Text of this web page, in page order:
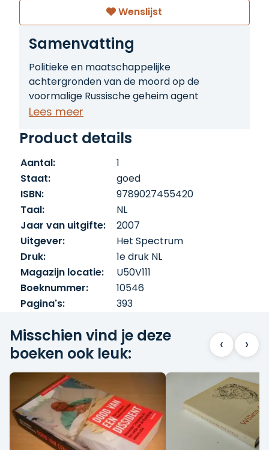
Wenslijst
Samenvatting
Politieke en maatschappelijke
achtergronden van de moord op de
voormalige Russische geheim agent
Litvinenko in 2006 in Londen, gezien als
Russische politieke bestel naar een
Lees meer
Product details
Aantal:
1
Staat:
goed
ISBN:
9789027455420
Taal:
NL
Jaar van uitgifte:
2007
Uitgever:
Het Spectrum
Druk:
1e druk NL
Magazijn locatie:
U50V111
Boeknummer:
10546
Pagina's:
393
Misschien vind je deze
boeken ook leuk:
‹ ›